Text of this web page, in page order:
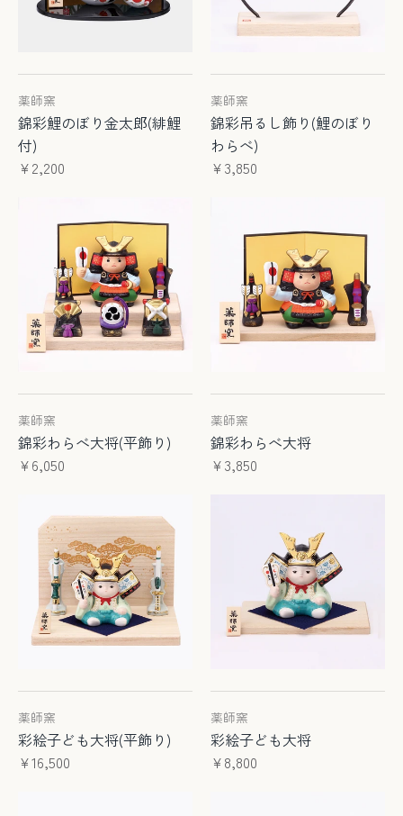
薬師窯
錦彩鯉のぼり金太郎(緋鯉
付)
¥2,200
薬師窯
錦彩吊るし飾り(鯉のぼり
わらべ)
¥3,850
薬師窯
錦彩わらべ大将(平飾り)
¥6,050
薬師窯
錦彩わらべ大将
¥3,850
薬師窯
彩絵子ども大将(平飾り)
¥16,500
薬師窯
彩絵子ども大将
¥8,800